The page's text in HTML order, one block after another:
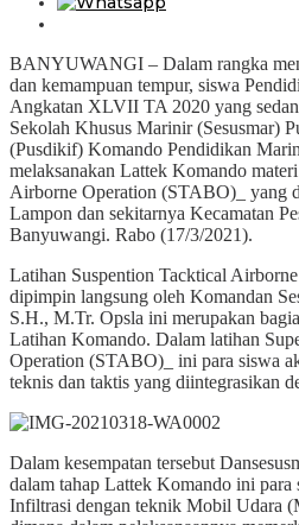
BANYUWANGI – Dalam rangka
dan kemampuan tempur, siswa
Angkatan XLVII TA 2020 yang
Sekolah Khusus Marinir (Sesusmar)
(Pusdikif) Komando Pendidikan
melaksanakan Lattek Komando
Airborne Operation (STABO)_ yang
Lampon dan sekitarnya Kecamatan
Banyuwangi. Rabo (17/3/2021).
Latihan Suspention Tacktical
dipimpin langsung oleh Komandan
S.H., M.Tr. Opsla ini merupakan
Latihan Komando. Dalam latihan
Operation (STABO)_ ini para siswa
teknis dan taktis yang diintegrasikan
Dalam kesempatan tersebut
dalam tahap Lattek Komando ini para
Infiltrasi dengan teknik Mobil Udara